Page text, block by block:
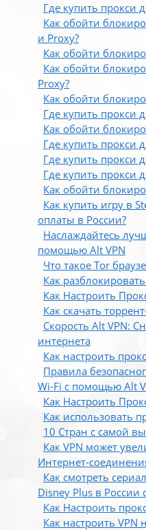
Где купить прокси
Как обойти
и Proxy?
Как обойти
Как обойти
Proxy?
Как обойти
Где купить прокси
Как обойти
Где купить прокси
Где купить прокси
Где купить прокси
Как обойти
Как купить игру в
оплаты в России?
Наслаждайтесь
помощью Alt VPN
Что такое Tor
Как
Как Настроить
Как скачать
Скорость Alt VPN:
интернета
Как настроить
Правила
Wi-Fi с помощью Alt
Как Настроить
Как использовать
10 Стран с самой
Как VPN может
Интернет-
Как смотреть
Disney Plus в России
Как Настроить
Как настроить VPN